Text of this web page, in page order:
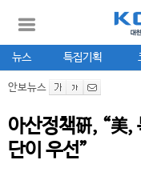
뉴스 특집기획
안보뉴스
아산정책硏, “美,
단이 우선”